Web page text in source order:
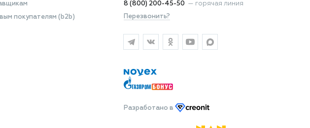
покупателям (b2b)
8 (800) 200-45-50 — горячая линия
Перезвонить?
Разработано в